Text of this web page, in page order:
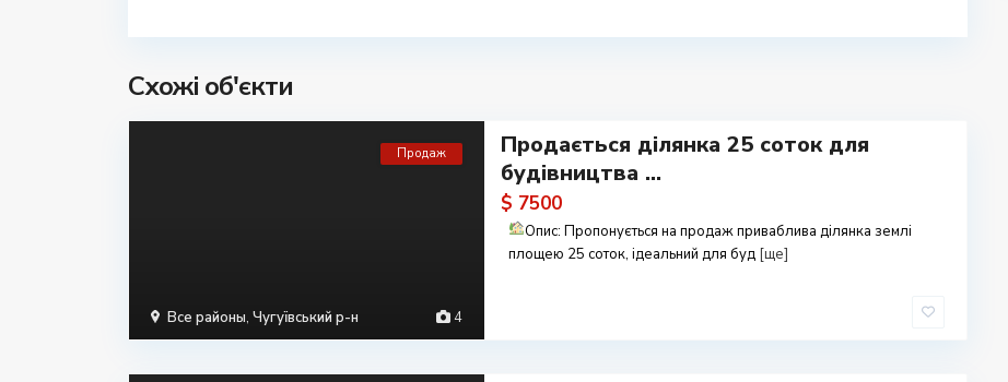
Схожі об'єкти
4
Все районы, Чугуївський р-н
Продаж
Продається ділянка 25 соток для
будівництва ...
$ 7500
Опис: Пропонується на продаж приваблива ділянка землі
площею 25 соток, ідеальний для буд [ще]